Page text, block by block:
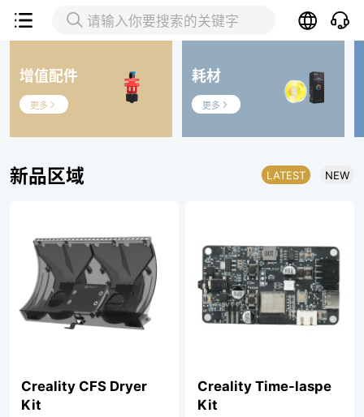
 请输入你要搜索的关键字 
增值配件
更多 
耗材
更多 
新品区域 LATEST NEW
Creality CFS Dryer
Kit
Creality Time-laspe
Kit